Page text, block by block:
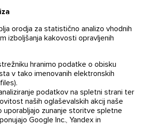
orodja za statistično analizo vhodnih
izboljšanja kakovosti opravljenih
hranimo podatke o obisku
v tako imenovanih elektronskih
podatkov na spletni strani ter
naših oglaševalskih akcij naše
zunanje storitve spletne
Google Inc., Yandex in
nas